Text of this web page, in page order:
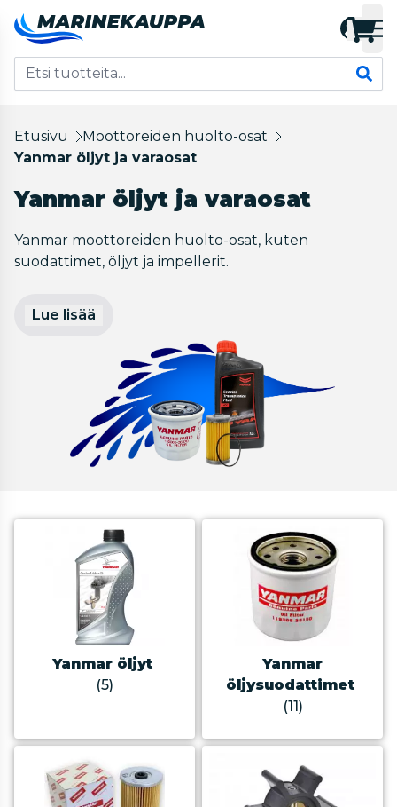
Etusivu
Moottoreiden huolto-osat
Yanmar öljyt ja varaosat
Yanmar öljyt ja varaosat
Yanmar moottoreiden huolto-osat, kuten
suodattimet, öljyt ja impellerit.
Lue lisää
Yanmar öljyt
(5)
Yanmar
öljysuodattimet
(11)